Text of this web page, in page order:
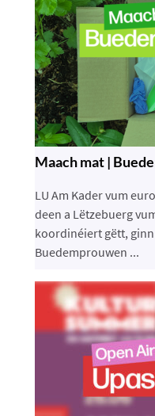
Maach mat |
LU Am Kader vum
deen a Lëtzebuerg
koordinéiert gëtt, ginn
Buedemprouwen ...